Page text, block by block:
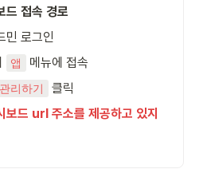
드 접속 경로
민 로그인
앱
메뉴에 접속
관리하기 클릭
보드 url 주소를 제공하고 있지